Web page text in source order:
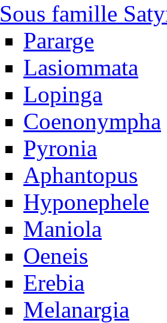
Sous famille
Pararge
Lasiommata
Lopinga
Coenonympha
Pyronia
Aphantopus
Hyponephele
Maniola
Oeneis
Erebia
Melanargia